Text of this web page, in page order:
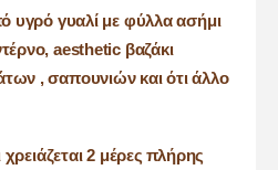
υγρό γυαλί με φύλλα ασήμι
aesthetic βαζάκι
, σαπουνιών και ότι άλλο
2 μέρες πλήρης